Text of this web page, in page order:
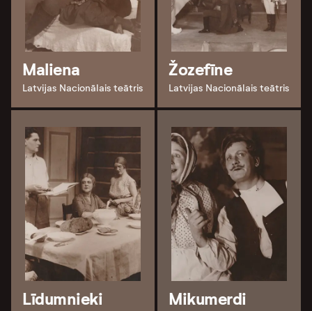
Maliena
Latvijas Nacionālais teātris
Žozefīne
Latvijas Nacionālais teātris
Līdumnieki Mikumerdi